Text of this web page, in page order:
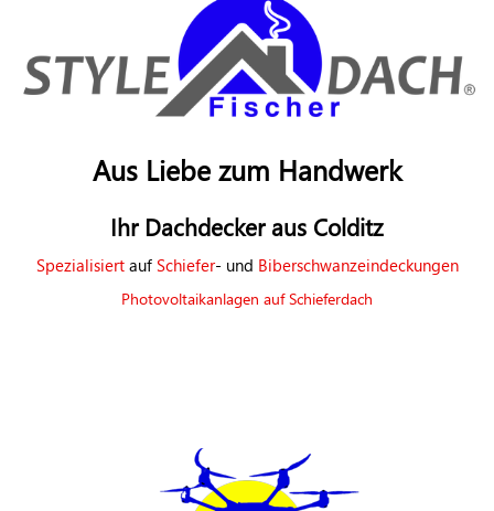
Aus Liebe zum Handwerk
Ihr Dachdecker aus Colditz
Spezialisiertauf Schiefer- und Biberschwanzeindeckungen
Photovoltaikanlagen auf Schieferdach